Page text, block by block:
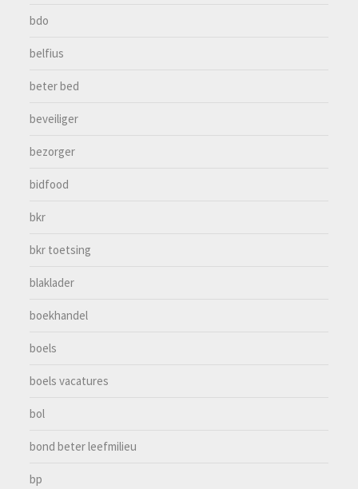
bdo
belfius
beter bed
beveiliger
bezorger
bidfood
bkr
bkr toetsing
blaklader
boekhandel
boels
boels vacatures
bol
bond beter leefmilieu
bp